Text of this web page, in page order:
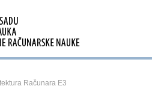
Računara E3